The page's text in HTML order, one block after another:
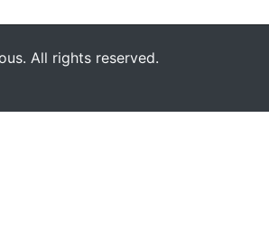
All rights reserved.